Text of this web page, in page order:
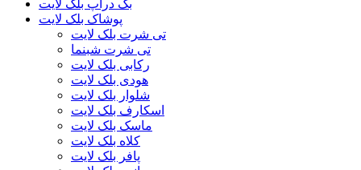
بک دراپ بلک لایت
پوشاک بلک لایت
تی شرت بلک لایت
تی شرت شبنما
رکابی بلک لایت
هودی بلک لایت
شلوار بلک لایت
اسکارف بلک لایت
ماسک بلک لایت
کلاه بلک لایت
پافر بلک لایت